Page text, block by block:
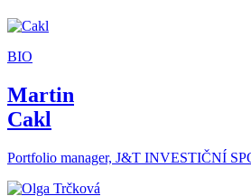
BIO
Martin
Cakl
Portfolio manager, J&T INVESTIČNÍ